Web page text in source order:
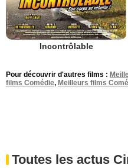
Incontrôlable
Pour découvrir d'autres films :
films Comédie, Meilleurs films
Toutes les actus